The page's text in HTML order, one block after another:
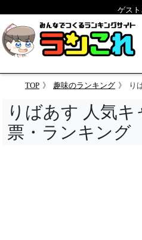
ゲス
TOP 趣味のランキング りば
りばあす 人気
票・ランキング